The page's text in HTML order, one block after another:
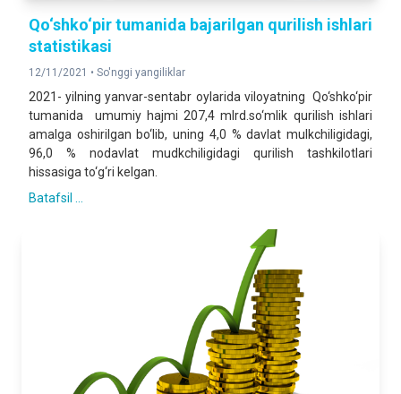
Qo‘shko‘pir tumanida bajarilgan qurilish ishlari
statistikasi
12/11/2021 • So'nggi yangiliklar
2021- yilning yanvar-sentabr oylarida viloyatning Qo‘shko‘pir
tumanida umumiy hajmi 207,4 mlrd.so‘mlik qurilish ishlari
amalga oshirilgan bo‘lib, uning 4,0 % davlat mulkchiligidagi,
96,0 % nodavlat mudkchiligidagi qurilish tashkilotlari
hissasiga to‘g‘ri kelgan.
Batafsil ...